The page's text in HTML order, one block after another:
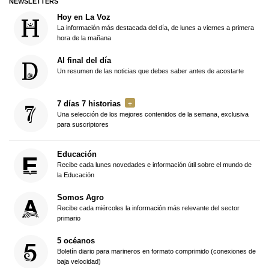
Hoy en La Voz
La información más destacada del día, de lunes a viernes a primera
hora de la mañana
Al final del día
Un resumen de las noticias que debes saber antes de acostarte
7 días 7 historias
Una selección de los mejores contenidos de la semana, exclusiva
para suscriptores
Educación
Recibe cada lunes novedades e información útil sobre el mundo de
la Educación
Somos Agro
Recibe cada miércoles la información más relevante del sector
primario
5 océanos
Boletín diario para marineros en formato comprimido (conexiones de
baja velocidad)